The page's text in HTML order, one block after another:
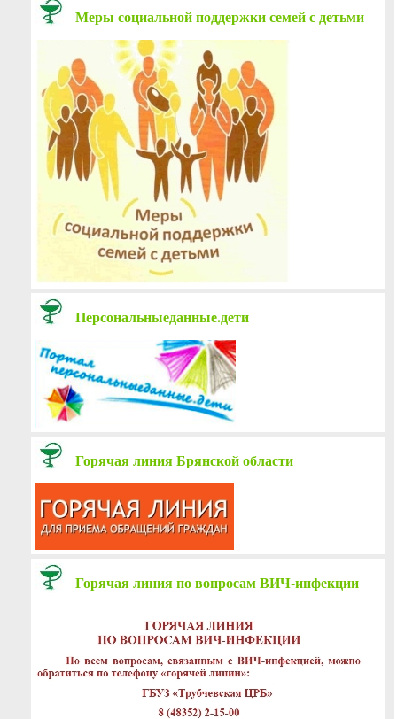
Меры социальной поддержки семей с детьми
Персональныеданные.дети
Горячая линия Брянской области
Горячая линия по вопросам ВИЧ-инфекции